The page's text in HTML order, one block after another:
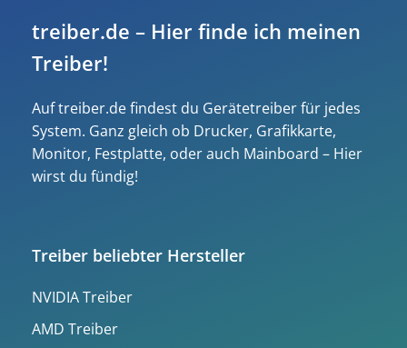
treiber.de – Hier finde ich meinen
Treiber!
Auf treiber.de findest du Gerätetreiber für jedes
System. Ganz gleich ob Drucker, Grafikkarte,
Monitor, Festplatte, oder auch Mainboard – Hier
wirst du fündig!
Treiber beliebter Hersteller
NVIDIA Treiber
AMD Treiber